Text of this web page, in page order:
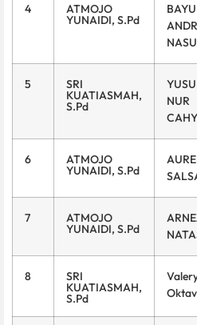
4 ATMOJO
YUNAIDI, S.Pd
BAYU
5 SRI
KUATIASMAH,
S.Pd
NUR
6 ATMOJO
YUNAIDI, S.Pd
7 ATMOJO
YUNAIDI, S.Pd
8 SRI
KUATIASMAH,
S.Pd